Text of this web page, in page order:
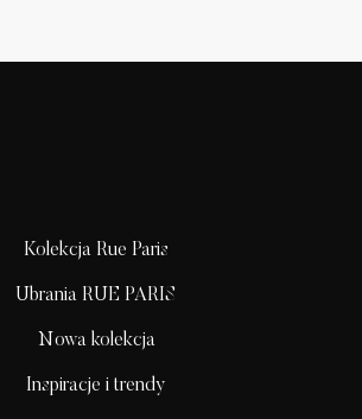
Kolekcja Rue Paris
Ubrania RUE PARIS
Nowa kolekcja
Inspiracje i trendy